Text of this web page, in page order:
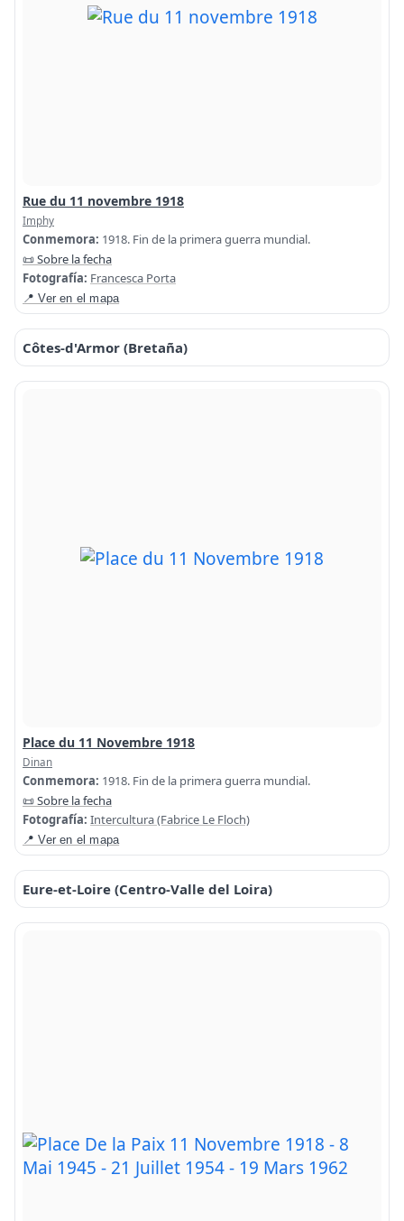
Rue du 11 novembre 1918
Imphy
Conmemora: 1918. Fin de la primera guerra mundial.
📜 Sobre la fecha
Fotografía: Francesca Porta
📍 Ver en el mapa
Côtes-d'Armor (Bretaña)
Place du 11 Novembre 1918
Dinan
Conmemora: 1918. Fin de la primera guerra mundial.
📜 Sobre la fecha
Fotografía: Intercultura (Fabrice Le Floch)
📍 Ver en el mapa
Eure-et-Loire (Centro-Valle del Loira)